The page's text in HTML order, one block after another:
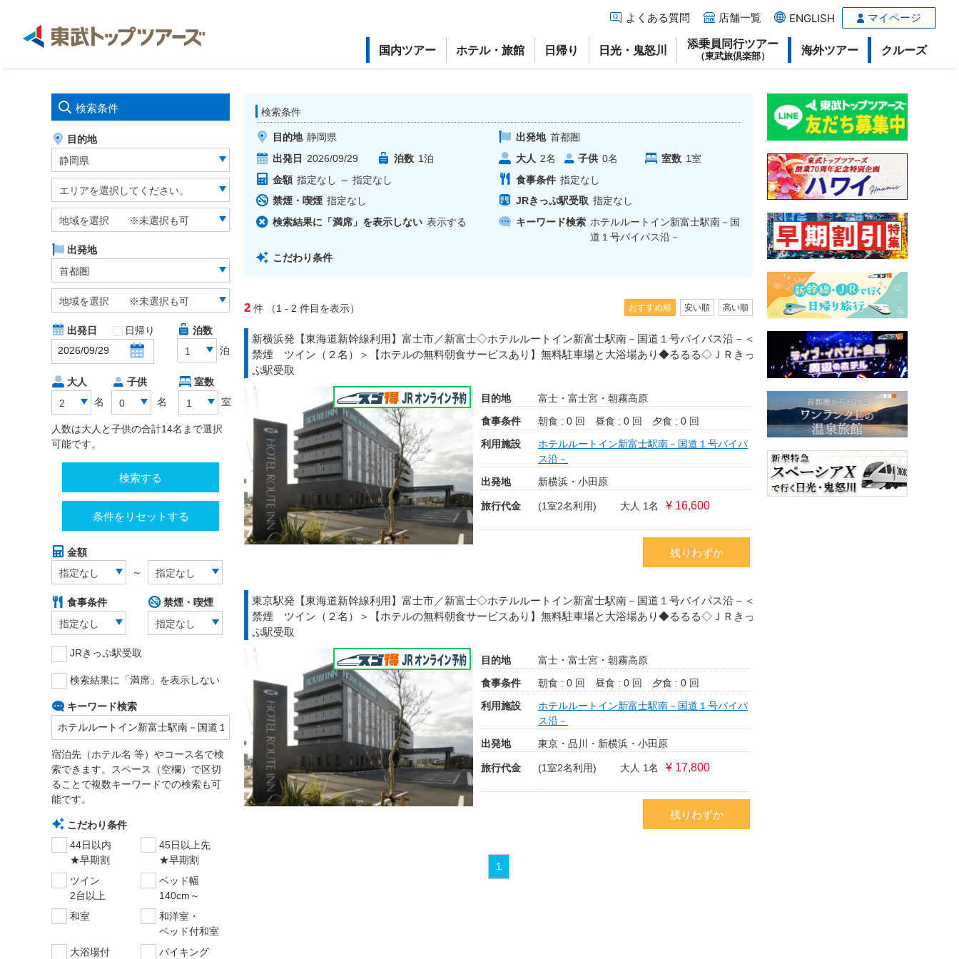
よくある質問 店舗一覧 ENGLISH マイページ
国内ツアー ホテル・旅館 日帰り 日光・鬼怒川 添乗員同行ツアー
（東武旅倶楽部） 海外ツアー クルーズ
検索条件
目的地
静岡県
エリアを選択してください。
地域を選択 ※未選択も可
出発地
首都圏
地域を選択 ※未選択も可
出発日 日帰り
泊数
1
泊
大人
2
名
子供
0
名
室数
1
室
人数は大人と子供の合計14名まで選択
可能です。
検索する
条件をリセットする
金額
指定なし
～ 指定なし
食事条件
指定なし
禁煙・喫煙
指定なし
JRきっぷ駅受取
検索結果に「満席」を表示しない
キーワード検索
宿泊先（ホテル名 等）やコース名で検
索できます。スペース（空欄）で区切
ることで複数キーワードでの検索も可
能です。
こだわり条件
44日以内
★早期割
45日以上先
★早期割
ツイン
2台以上
ベッド幅
140cm～
和室
和洋室・
ベッド付和室
大浴場付
バイキング
検索条件
目的地 静岡県 出発地 首都圏
出発日
2026/09/29 泊数 1泊 大人 2名 子供 0名 室数 1室
金額 指定なし ～ 指定なし 食事条件 指定なし
禁煙・喫煙 指定なし JRきっぷ駅受取 指定なし
検索結果に「満席」を表示しない 表示する キーワード検索 ホテルルートイン新富士駅南－国
道１号バイパス沿－
こだわり条件
2 件 （1 - 2 件目を表示） おすすめ順 安い順 高い順
新横浜発【東海道新幹線利用】富士市／新富士◇ホテルルートイン新富士駅南－国道１号バイパス沿－＜
禁煙 ツイン（２名）＞【ホテルの無料朝食サービスあり】無料駐車場と大浴場あり◆るるる◇ＪＲきっ
ぷ駅受取
目的地
富士・富士宮・朝霧高原
食事条件
朝食 : 0 回 昼食 : 0 回
夕食 : 0 回
利用施設
ホテルルートイン新富士駅南－国道１号バイパ
ス沿－
出発地
新横浜・小田原
旅行代金 (1室2名利用) 大人 1名 ¥ 16,600
残りわずか
東京駅発【東海道新幹線利用】富士市／新富士◇ホテルルートイン新富士駅南－国道１号バイパス沿－＜
禁煙 ツイン（２名）＞【ホテルの無料朝食サービスあり】無料駐車場と大浴場あり◆るるる◇ＪＲきっ
ぷ駅受取
目的地
富士・富士宮・朝霧高原
食事条件
朝食 : 0 回 昼食 : 0 回
夕食 : 0 回
利用施設
ホテルルートイン新富士駅南－国道１号バイパ
ス沿－
出発地
東京・品川・新横浜・小田原
旅行代金 (1室2名利用) 大人 1名 ¥ 17,800
残りわずか
1